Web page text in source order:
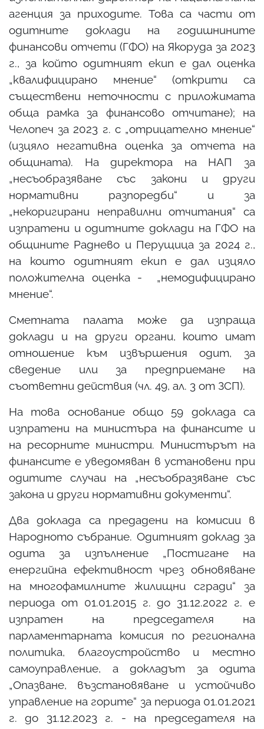
агенция за приходите. Това са части от
одитните доклади на годишнините
финансови отчети (ГФО) на Якоруда за 2023
г., за който одитният екип е дал оценка
„квалифицирано мнение“ (открити са
съществени неточности с приложимата
обща рамка за финансово отчитане); на
Челопеч за 2023 г. с „отрицателно мнение“
(изцяло негативна оценка за отчета на
общината). На директора на НАП за
„несъобразяване със закони и други
нормативни разпоредби“ и за
„некоригирани неправилни отчитания“ са
изпратени и одитните доклади на ГФО на
общините Раднево и Перущица за 2024 г.,
на които одитният екип е дал изцяло
положителна оценка - „немодифицирано
мнение“.
Сметната палата може да изпраща
доклади и на други органи, които имат
отношение към извършения одит, за
сведение или за предприемане на
съответни действия (чл. 49, ал. 3 от ЗСП).
На това основание общо 59 доклада са
изпратени на министъра на финансите и
на ресорните министри. Министърът на
финансите е уведомяван в установени при
одитите случаи на „несъобразяване със
закона и други нормативни документи“.
Два доклада са предадени на комисии в
Народното събрание. Одитният доклад за
одита за изпълнение „Постигане на
енергийна ефективност чрез обновяване
на многофамилните жилищни сгради“ за
периода от 01.01.2015 г. до 31.12.2022 г. е
изпратен на председателя на
парламентарната комисия по регионална
политика, благоустройство и местно
самоуправление, а докладът за одита
„Опазване, възстановяване и устойчиво
управление на горите“ за периода 01.01.2021
г. до 31.12.2023 г. - на председателя на